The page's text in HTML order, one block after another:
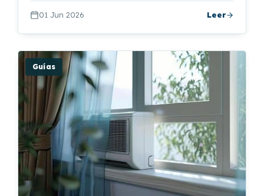
01 Jun 2026 Leer
Guías